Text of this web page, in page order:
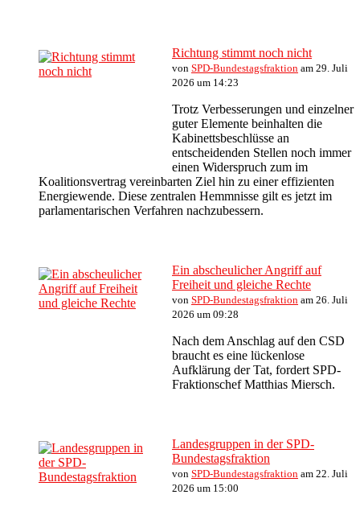
Richtung stimmt noch nicht
von SPD-Bundestagsfraktion am 29. Juli
2026 um 14:23
Trotz Verbesserungen und einzelner
guter Elemente beinhalten die
Kabinettsbeschlüsse an
entscheidenden Stellen noch immer
einen Widerspruch zum im
Koalitionsvertrag vereinbarten Ziel hin zu einer effizienten
Energiewende. Diese zentralen Hemmnisse gilt es jetzt im
parlamentarischen Verfahren nachzubessern.
Ein abscheulicher Angriff auf
Freiheit und gleiche Rechte
von SPD-Bundestagsfraktion am 26. Juli
2026 um 09:28
Nach dem Anschlag auf den CSD
braucht es eine lückenlose
Aufklärung der Tat, fordert SPD-
Fraktionschef Matthias Miersch.
Landesgruppen in der SPD-
Bundestagsfraktion
von SPD-Bundestagsfraktion am 22. Juli
2026 um 15:00